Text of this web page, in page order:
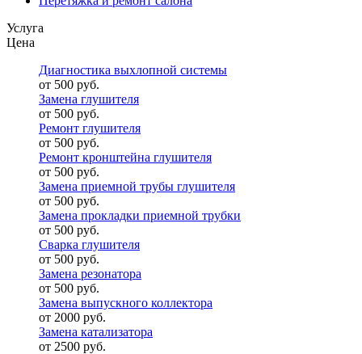
Услуга
Цена
Диагностика выхлопной системы
от 500 руб.
Замена глушителя
от 500 руб.
Ремонт глушителя
от 500 руб.
Ремонт кронштейна глушителя
от 500 руб.
Замена приемной трубы глушителя
от 500 руб.
Замена прокладки приемной трубки
от 500 руб.
Сварка глушителя
от 500 руб.
Замена резонатора
от 500 руб.
Замена выпускного коллектора
от 2000 руб.
Замена катализатора
от 2500 руб.